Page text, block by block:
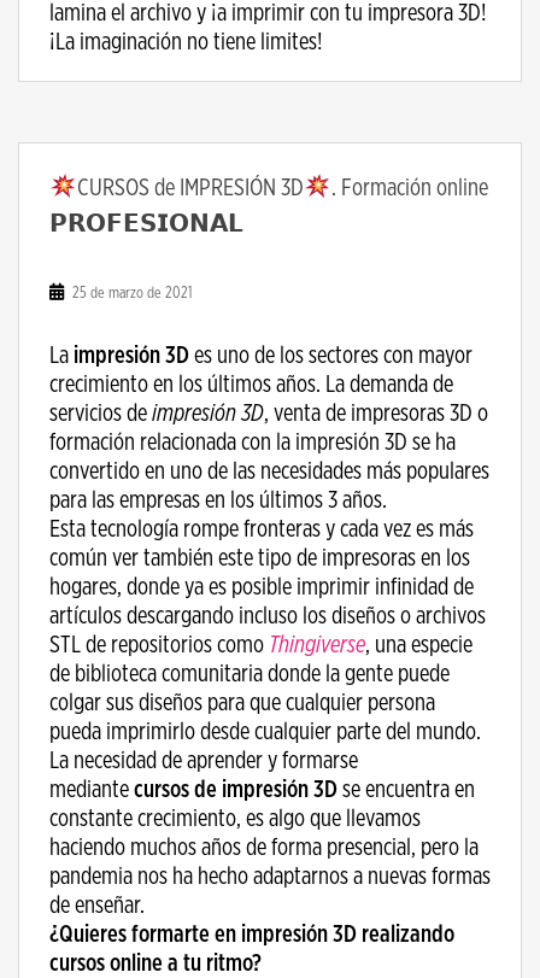
lamina el archivo y ¡a imprimir con tu impresora 3D!
¡La imaginación no tiene limites!
CURSOS de IMPRESIÓN 3D
. Formación online
𝗣𝗥𝗢𝗙𝗘𝗦𝗜𝗢𝗡𝗔𝗟
25 de marzo de 2021
La impresión 3D es uno de los sectores con mayor
crecimiento en los últimos años. La demanda de
servicios de impresión 3D, venta de impresoras 3D o
formación relacionada con la impresión 3D se ha
convertido en uno de las necesidades más populares
para las empresas en los últimos 3 años.
Esta tecnología rompe fronteras y cada vez es más
común ver también este tipo de impresoras en los
hogares, donde ya es posible imprimir infinidad de
artículos descargando incluso los diseños o archivos
STL de repositorios como Thingiverse, una especie
de biblioteca comunitaria donde la gente puede
colgar sus diseños para que cualquier persona
pueda imprimirlo desde cualquier parte del mundo.
La necesidad de aprender y formarse
mediante cursos de impresión 3D se encuentra en
constante crecimiento, es algo que llevamos
haciendo muchos años de forma presencial, pero la
pandemia nos ha hecho adaptarnos a nuevas formas
de enseñar.
¿Quieres formarte en impresión 3D realizando
cursos online a tu ritmo?